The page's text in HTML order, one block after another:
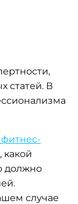
статей. В
фитнес-
какой
должно
случае